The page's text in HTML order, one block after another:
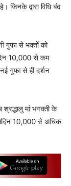
जिनके द्वारा विधि बंद
गुफा से भक्तों को
10,000 से कम
गुफा से ही दर्शन
मां भगवती के
10,000 से अधिक